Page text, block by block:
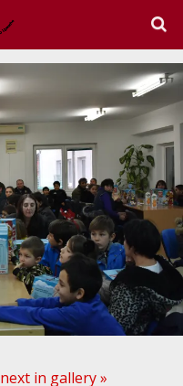
next in gallery »